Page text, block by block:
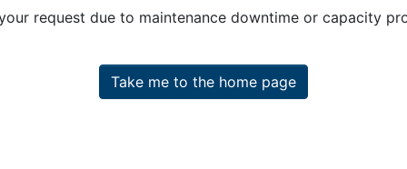
request due to maintenance downtime or capacity
Take me to the home page